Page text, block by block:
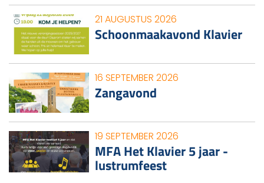
21 AUGUSTUS 2026
Schoonmaakavond Klavier
16 SEPTEMBER 2026
Zangavond
19 SEPTEMBER 2026
MFA Het Klavier 5 jaar -
lustrumfeest